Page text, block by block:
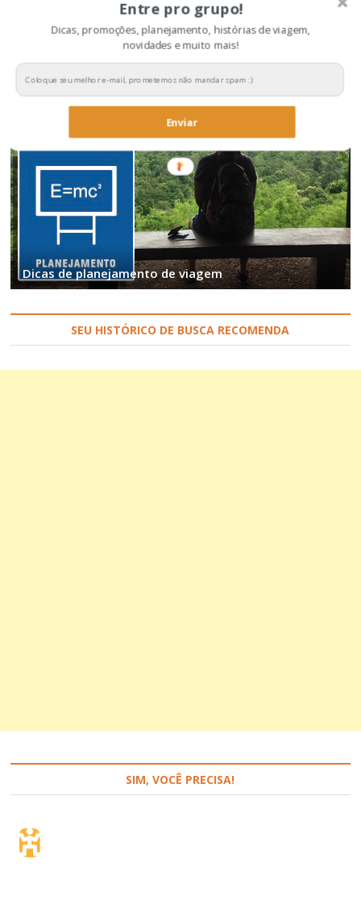
Dicas para economizar na viagem
Dicas de planejamento de viagem
SEU HISTÓRICO DE BUSCA RECOMENDA
SIM, VOCÊ PRECISA!
Entre pro grupo!
Dicas, promoções, planejamento, histórias de viagem,
novidades e muito mais!
Enviar